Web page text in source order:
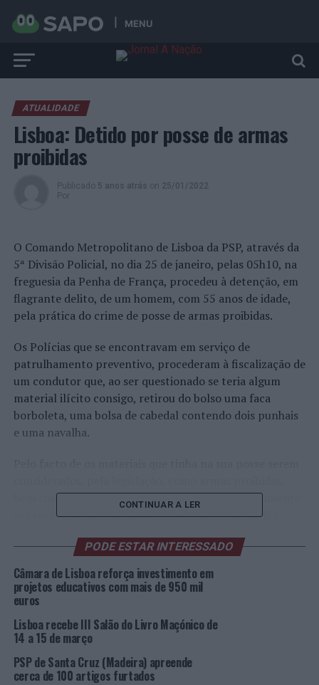
MENU
ATUALIDADE
Lisboa: Detido por posse de armas
proibidas
Publicado 5 anos atrás on 25/01/2022
Por
O Comando Metropolitano de Lisboa da PSP, através da
5ª Divisão Policial, no dia 25 de janeiro, pelas 05h10, na
freguesia da Penha de França, procedeu à detenção, em
flagrante delito, de um homem, com 55 anos de idade,
pela prática do crime de posse de armas proibidas.
Os Polícias que se encontravam em serviço de
patrulhamento preventivo, procederam à fiscalização de
um condutor que, ao ser questionado se teria algum
material ilícito consigo, retirou do bolso uma faca
borboleta, uma bolsa de cabedal contendo dois punhais
e uma navalha.
bem como, a navalha ter uma lâmina com comprimento
superior a 10 cm, o indivíduo foi detido e foram-lhe
com comprimento de lâmina superior a 10 cm.
Depois de cumpridas todas as formalidades legais
tendentes à efetivação da detenção do suspeito, o
Identidade e Residência e presente a primeiro
interrogatório judicial para eventual aplicação de
medidas de coação.
CONTINUAR A LER
PODE ESTAR INTERESSADO
Câmara de Lisboa reforça investimento em
projetos educativos com mais de 950 mil
euros
Lisboa recebe III Salão do Livro Maçónico de
14 a 15 de março
PSP de Santa Cruz (Madeira) apreende
cerca de 100 artigos furtados